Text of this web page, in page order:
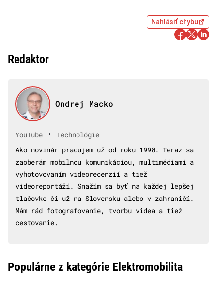
Nahlásiť chybu
Redaktor
Ondrej Macko
YouTube •
Technológie
Ako novinár pracujem už od roku 1990. Teraz sa
zaoberám mobilnou komunikáciou, multimédiami a
vyhotovovaním videorecenzií a tiež
videoreportáží. Snažím sa byť na každej lepšej
tlačovke či už na Slovensku alebo v zahraničí.
Mám rád fotografovanie, tvorbu videa a tiež
cestovanie.
Populárne z kategórie Elektromobilita